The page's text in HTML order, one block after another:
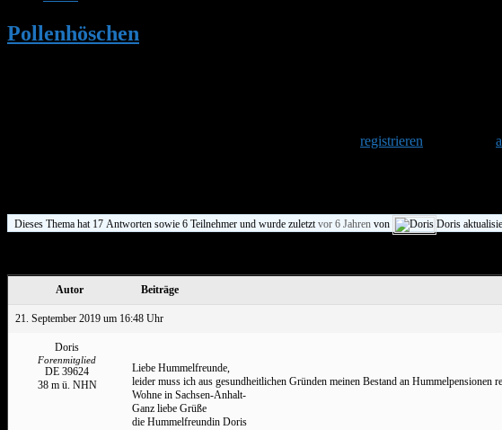
Pollenhöschen
registrieren
Dieses Thema hat 17 Antworten sowie 6 Teilnehmer und wurde zuletztvor 6 Jahren von Doris
Autor Beiträge
21. September 2019 um 16:48 Uhr
Doris
Forenmitglied
DE 39624
38 m ü. NHN
Liebe Hummelfreunde,
leider muss ich aus gesundheitlichen Gründen meinen Bestand an
Wohne in Sachsen-Anhalt-
Ganz liebe Grüße
die Hummelfreundin Doris